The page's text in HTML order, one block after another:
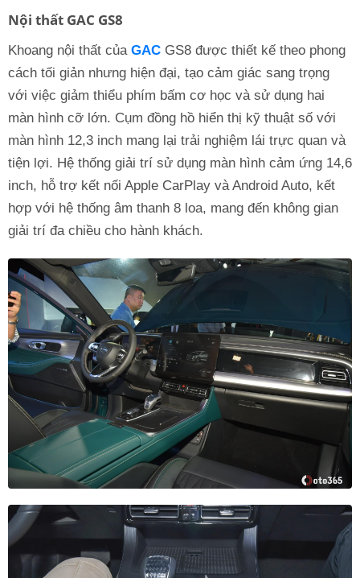
Nội thất GAC GS8
Khoang nội thất của GAC GS8 được thiết kế theo phong
cách tối giản nhưng hiện đại, tạo cảm giác sang trọng
với việc giảm thiểu phím bấm cơ học và sử dụng hai
màn hình cỡ lớn. Cụm đồng hồ hiển thị kỹ thuật số với
màn hình 12,3 inch mang lại trải nghiệm lái trực quan và
tiện lợi. Hệ thống giải trí sử dụng màn hình cảm ứng 14,6
inch, hỗ trợ kết nối Apple CarPlay và Android Auto, kết
hợp với hệ thống âm thanh 8 loa, mang đến không gian
giải trí đa chiều cho hành khách.